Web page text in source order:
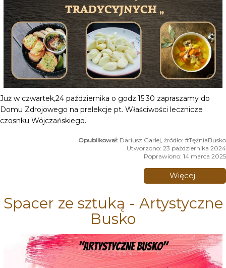
Już w czwartek,24 października o godz.15:30 zapraszamy do
Domu Zdrojowego na prelekcje pt. Właściwości lecznicze
czosnku Wójczańskiego.
Dariusz Garlej, źródło: #TężniaBusko
Utworzono: 23 października 2024
Poprawiono: 14 marca 2025
Więcej…
Spacer ze sztuką - Artystyczne
Busko